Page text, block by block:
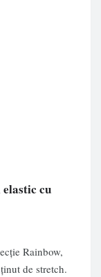
cu
Rainbow,
de stretch.